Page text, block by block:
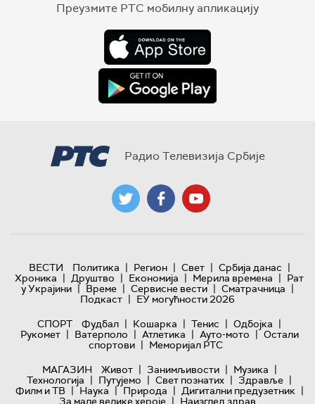
Преузмите РТС мобилну апликацију
Радио Телевизија Србије
ВЕСТИ Политика | Регион | Свет | Србија данас |
Хроника | Друштво | Економија | Мерила времена | Рат
у Украјини | Време | Сервисне вести | Сматрачница |
Подкаст | ЕУ могућности 2026
СПОРТ
Фудбал | Кошарка | Тенис | Одбојка |
Рукомет | Ватерполо | Атлетика | Ауто-мото | Остали
спортови | Меморијал РТС
МАГАЗИН
Живот | Занимљивости | Музика |
Технологијa | Путујемо | Свет познатих | Здравље |
Филм и ТВ | Наука | Природа | Дигитални предузетник |
За мале велике хероје | Наизглед здрав